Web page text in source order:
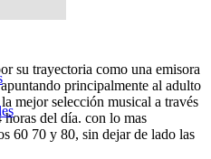
su trayectoria como una emisora
principalmente al adulto
mejor selección musical a través
horas del día. con lo mas
60 70 y 80, sin dejar de lado las